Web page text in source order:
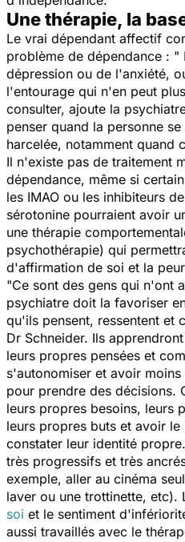
Une thérapie, la
Le vrai dépendant affectif
problème de dépendance : "
dépression ou de l'anxiété,
l'entourage qui n'en peut
consulter, ajoute la
penser quand la personne
harcelée, notamment quand
Il n'existe pas de traitement
dépendance, même si
les IMAO ou les inhibiteurs
sérotonine pourraient avoir
une thérapie
psychothérapie) qui
d'affirmation de soi et la
"Ce sont des gens qui n'ont
psychiatre doit la favoriser
qu'ils pensent, ressentent et
Dr Schneider. Ils
leurs propres pensées et
s'autonomiser et avoir
pour prendre des décisions.
leurs propres besoins, leurs
leurs propres buts et avoir le
constater leur identité
très progressifs et très
exemple, aller au cinéma
laver ou une trottinette, etc).
soi et le sentiment
aussi travaillés avec le